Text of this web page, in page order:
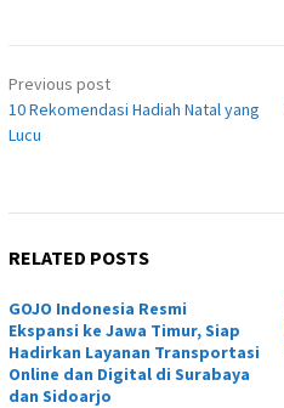
Post
navigation
Previous post
10 Rekomendasi Hadiah Natal yang
Lucu
RELATED POSTS
GOJO Indonesia Resmi
Ekspansi ke Jawa Timur, Siap
Hadirkan Layanan Transportasi
Online dan Digital di Surabaya
dan Sidoarjo